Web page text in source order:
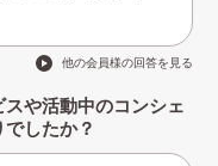
他の会員様の回答を見る
や活動中のコンシェ
したか？